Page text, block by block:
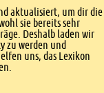
aktualisiert, um dir die
sie bereits sehr
Deshalb laden wir
zu werden und
uns, das Lexikon